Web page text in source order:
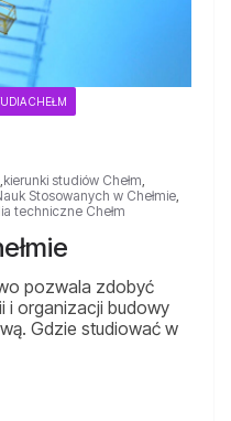
CHEŁM
,kierunki studiów Chełm,
Stosowanych w Chełmie,
techniczne Chełm
pozwala zdobyć
i organizacji budowy
Gdzie studiować w